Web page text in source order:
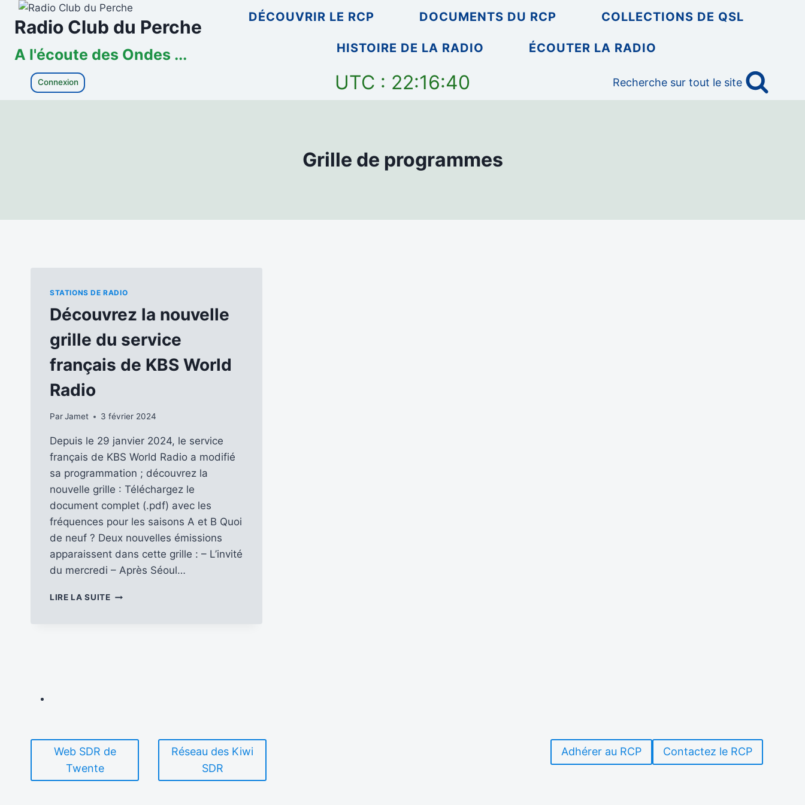
Aller
Radio Club du Perche
A l'écoute des Ondes ...
DÉCOUVRIR LE RCP DOCUMENTS DU RCP COLLECTIONS DE QSL
HISTOIRE DE LA RADIO ÉCOUTER LA RADIO
Connexion UTC : 22:16:40 Recherche sur tout le site
Grille de programmes
STATIONS DE RADIO
Découvrez la nouvelle
grille du service
français de KBS World
Radio
ParJamet 3 février 2024
Depuis le 29 janvier 2024, le service
français de KBS World Radio a modifié
sa programmation ; découvrez la
nouvelle grille : Téléchargez le
document complet (.pdf) avec les
fréquences pour les saisons A et B Quoi
de neuf ? Deux nouvelles émissions
apparaissent dans cette grille : – L’invité
du mercredi – Après Séoul…
LIRE LA SUITEDÉCOUVREZ
Web SDR de
Twente
Réseau des Kiwi
SDR
Adhérer au RCP Contactez le RCP